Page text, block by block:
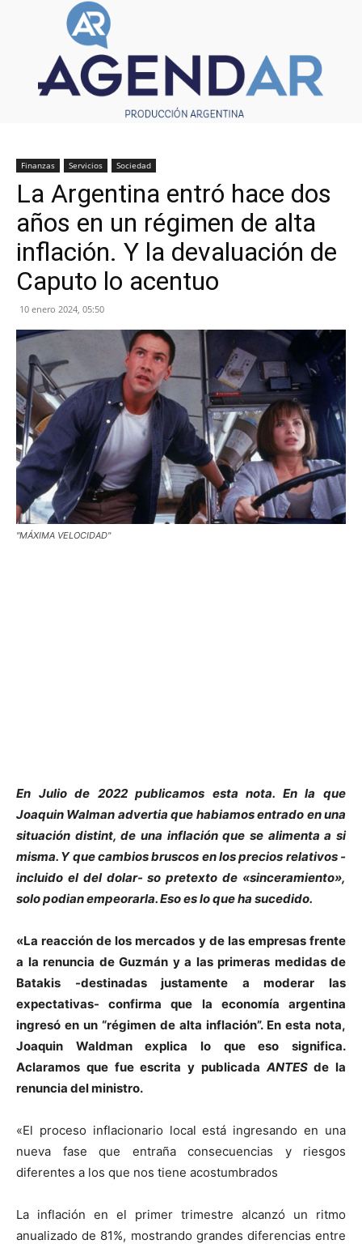
Finanzas Servicios Sociedad
La Argentina entró hace dos
años en un régimen de alta
inflación. Y la devaluación de
Caputo lo acentuo
10 enero 2024, 05:50
"MÁXIMA VELOCIDAD"
En Julio de 2022 publicamos esta nota. En la que
Joaquin Walman advertia que habiamos entrado en una
situación distint, de una inflación que se alimenta a si
misma. Y que cambios bruscos en los precios relativos -
incluido el del dolar- so pretexto de «sinceramiento»,
solo podian empeorarla. Eso es lo que ha sucedido.
«La reacción de los mercados y de las empresas frente
a la renuncia de Guzmán y a las primeras medidas de
Batakis -destinadas justamente a moderar las
expectativas- confirma que la economía argentina
ingresó en un “régimen de alta inflación”. En esta nota,
Joaquin Waldman explica lo que eso significa.
Aclaramos que fue escrita y publicada ANTESde la
renuncia del ministro.
«El proceso inflacionario local está ingresando en una
nueva fase que entraña consecuencias y riesgos
diferentes a los que nos tiene acostumbrados
La inflación en el primer trimestre alcanzó un ritmo
anualizado de 81%, mostrando grandes diferencias entre